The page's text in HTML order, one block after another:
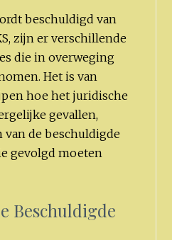
beschuldigd van
zijn er verschillende
die in overweging
Het is van
hoe het juridische
gevallen,
de beschuldigde
gevolgd moeten
Beschuldigde